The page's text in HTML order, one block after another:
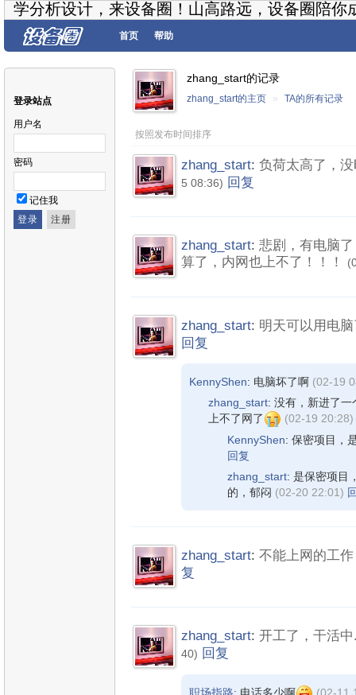
学分析设计，来设备圈！山高路远，设备圈陪你
首页 帮助
登录站点
用户名
密码
记住我
zhang_start的记录
zhang_start的主页 » TA的所有记录
按照发布时间排序
zhang_start: 负荷太高了，
5 08:36) 回复
zhang_start: 悲剧，有电脑
算了，内网也上不了！！！
zhang_start: 明天可以用电
回复
KennyShen: 电脑坏了啊 (02-19
zhang_start: 没有，新进了
上不了网了
(02-19 20:28)
KennyShen: 保密项目，
回复
zhang_start: 是保密项目
的，郁闷 (02-20 22:01)
zhang_start: 不能上网的工
复
zhang_start: 开工了，干活
40) 回复